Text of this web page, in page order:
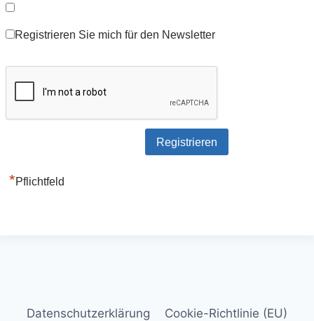
Registrieren Sie mich für den Newsletter
*Pflichtfeld
Datenschutzerklärung
Cookie-Richtlinie (EU)